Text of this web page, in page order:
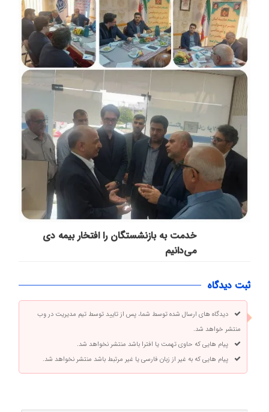
خدمت به بازنشستگان‌ را افتخار بیمه دی
می‌دانیم
ثبت دیدگاه
دیدگاه های ارسال شده توسط شما، پس از تایید توسط تیم مدیریت در وب
منتشر خواهد شد.
پیام هایی که حاوی تهمت یا افترا باشد منتشر نخواهد شد.
پیام هایی که به غیر از زبان فارسی یا غیر مرتبط باشد منتشر نخواهد شد.